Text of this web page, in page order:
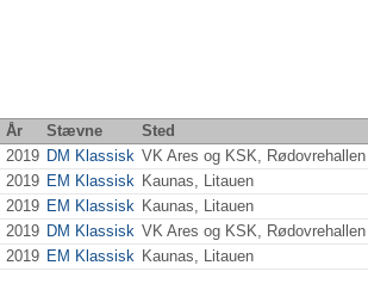
År Stævne
Sted
2019 DM Klassisk VK Ares og KSK, Rødovrehallen
2019 EM Klassisk Kaunas, Litauen
2019 EM Klassisk Kaunas, Litauen
2019 DM Klassisk VK Ares og KSK, Rødovrehallen
2019 EM Klassisk Kaunas, Litauen